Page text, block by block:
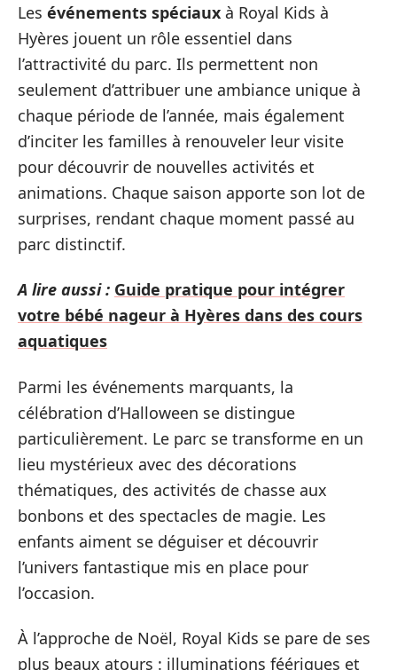
Les événements spéciaux à Royal Kids à
Hyères jouent un rôle essentiel dans
l’attractivité du parc. Ils permettent non
seulement d’attribuer une ambiance unique à
chaque période de l’année, mais également
d’inciter les familles à renouveler leur visite
pour découvrir de nouvelles activités et
animations. Chaque saison apporte son lot de
surprises, rendant chaque moment passé au
parc distinctif.
A lire aussi : Guide pratique pour intégrer
votre bébé nageur à Hyères dans des cours
aquatiques
Parmi les événements marquants, la
célébration d’Halloween se distingue
particulièrement. Le parc se transforme en un
lieu mystérieux avec des décorations
thématiques, des activités de chasse aux
bonbons et des spectacles de magie. Les
enfants aiment se déguiser et découvrir
l’univers fantastique mis en place pour
l’occasion.
À l’approche de Noël, Royal Kids se pare de ses
plus beaux atours : illuminations féériques et